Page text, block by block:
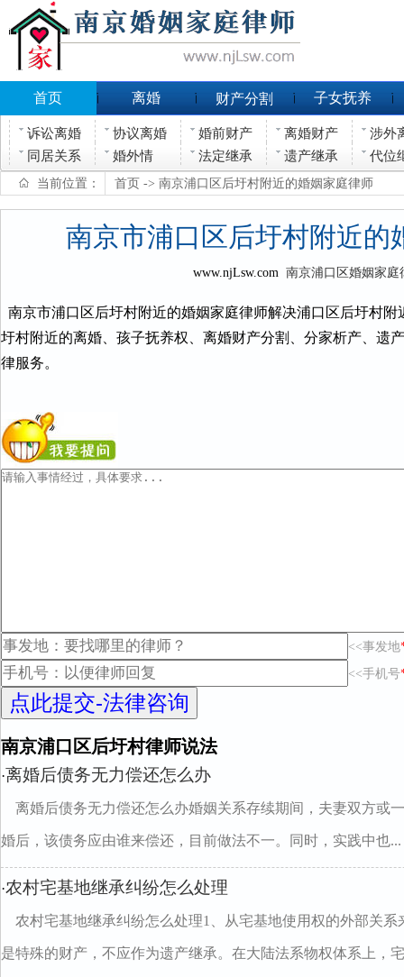
首页 离婚 财产分割 子女抚养
诉讼离婚 协议离婚 婚前财产 离婚财产
涉外
同居关系
婚外情 法定继承 遗产继承 代位
当前位置： 首页 -> 南京浦口区后圩村附近的婚姻家庭律师
南京市浦口区后圩村附近的
www.njLsw.com南京浦口区婚姻家庭
南京市浦口区后圩村附近的婚姻家庭律师解决浦口区后圩村
圩村附近的离婚、孩子抚养权、离婚财产分割、分家析产、遗
律服务。
<<事发地
<<手机号
南京浦口区后圩村律师说法
·离婚后债务无力偿还怎么办
离婚后债务无力偿还怎么办婚姻关系存续期间，夫妻双方或
婚后，该债务应由谁来偿还，目前做法不一。同时，实践中也...
·农村宅基地继承纠纷怎么处理
农村宅基地继承纠纷怎么处理1、从宅基地使用权的外部关
是特殊的财产，不应作为遗产继承。在大陆法系物权体系上，